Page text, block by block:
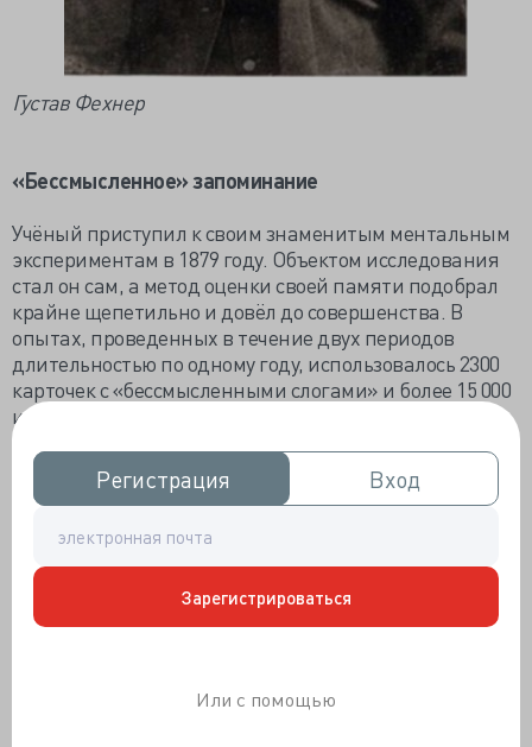
Регистрация
Регистрация Вход
Вход
Зарегистрироваться
Или с помощью
Густав Фехнер
«Бессмысленное» запоминание
Учёный приступил к своим знаменитым ментальным
экспериментам в 1879 году. Объектом исследования
стал он сам, а метод оценки своей памяти подобрал
крайне щепетильно и довёл до совершенства. В
опытах, проведенных в течение двух периодов
длительностью по одному году, использовалось 2300
карточек с «бессмысленными слогами» и более 15 000
их повторений. Сам термин «бессмысленные слоги»
исследователь ввёл для описания коротких и не
несущих никакого значения слов, состоящих из трёх
букв (CVC триграммы). Они выглядели следующим
согласные, которые не повторялись, а между ними
помещалась гласная (например, ЩОД, ХИБ, ВЫК).
Главное условие — эти трёхбуквенные сочетания не
должны вызывать никаких ассоциаций, чтобы не
Карточки отбирались случайным образом из коробки